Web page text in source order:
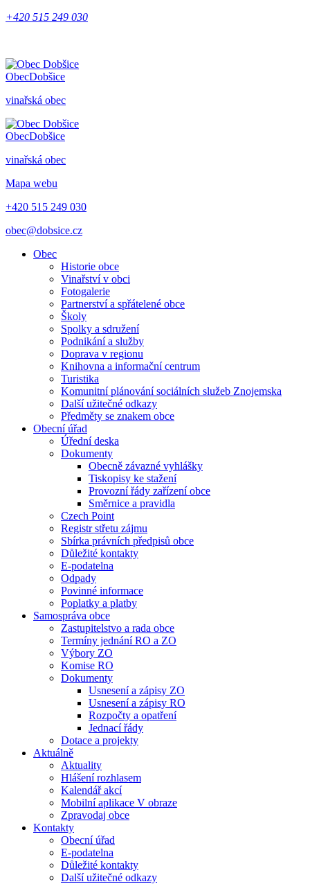
+420 515 249 030
ObecDobšice
vinařská obec
ObecDobšice
vinařská obec
Mapa webu
+420 515 249 030
obec@dobsice.cz
Obec
Historie obce
Vinařství v obci
Fotogalerie
Partnerství a spřátelené obce
Školy
Spolky a sdružení
Podnikání a služby
Doprava v regionu
Knihovna a informační centrum
Turistika
Komunitní plánování sociálních služeb Znojemska
Další užitečné odkazy
Předměty se znakem obce
Obecní úřad
Úřední deska
Dokumenty
Obecně závazné vyhlášky
Tiskopisy ke stažení
Provozní řády zařízení obce
Směrnice a pravidla
Czech Point
Registr střetu zájmu
Sbírka právních předpisů obce
Důležité kontakty
E-podatelna
Odpady
Povinné informace
Poplatky a platby
Samospráva obce
Zastupitelstvo a rada obce
Termíny jednání RO a ZO
Výbory ZO
Komise RO
Dokumenty
Usnesení a zápisy ZO
Usnesení a zápisy RO
Rozpočty a opatření
Jednací řády
Dotace a projekty
Aktuálně
Aktuality
Hlášení rozhlasem
Kalendář akcí
Mobilní aplikace V obraze
Zpravodaj obce
Kontakty
Obecní úřad
E-podatelna
Důležité kontakty
Další užitečné odkazy